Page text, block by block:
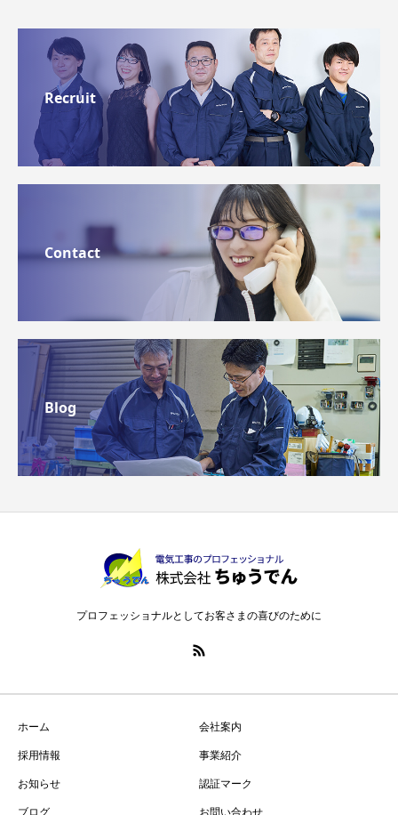
Recruit
Contact
Blog
プロフェッショナルとしてお客さまの喜びのために
ホーム
会社案内
採用情報
事業紹介
お知らせ
認証マーク